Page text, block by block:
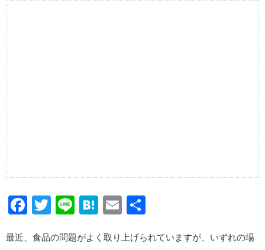
Facebook
Twitter
LineHatena
Email
最近、食品の問題がよく取り上げられていますが、いずれの場